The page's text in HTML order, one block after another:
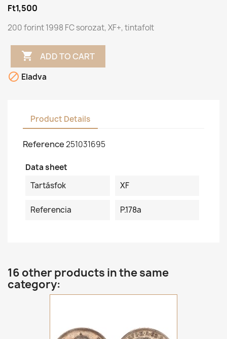
Ft1,500
200 forint 1998 FC sorozat, XF+, tintafolt
 ADD TO CART
 Eladva
Product Details
Reference251031695
Data sheet
Tartásfok
XF
Referencia P.178a
16 other products in the same
category: